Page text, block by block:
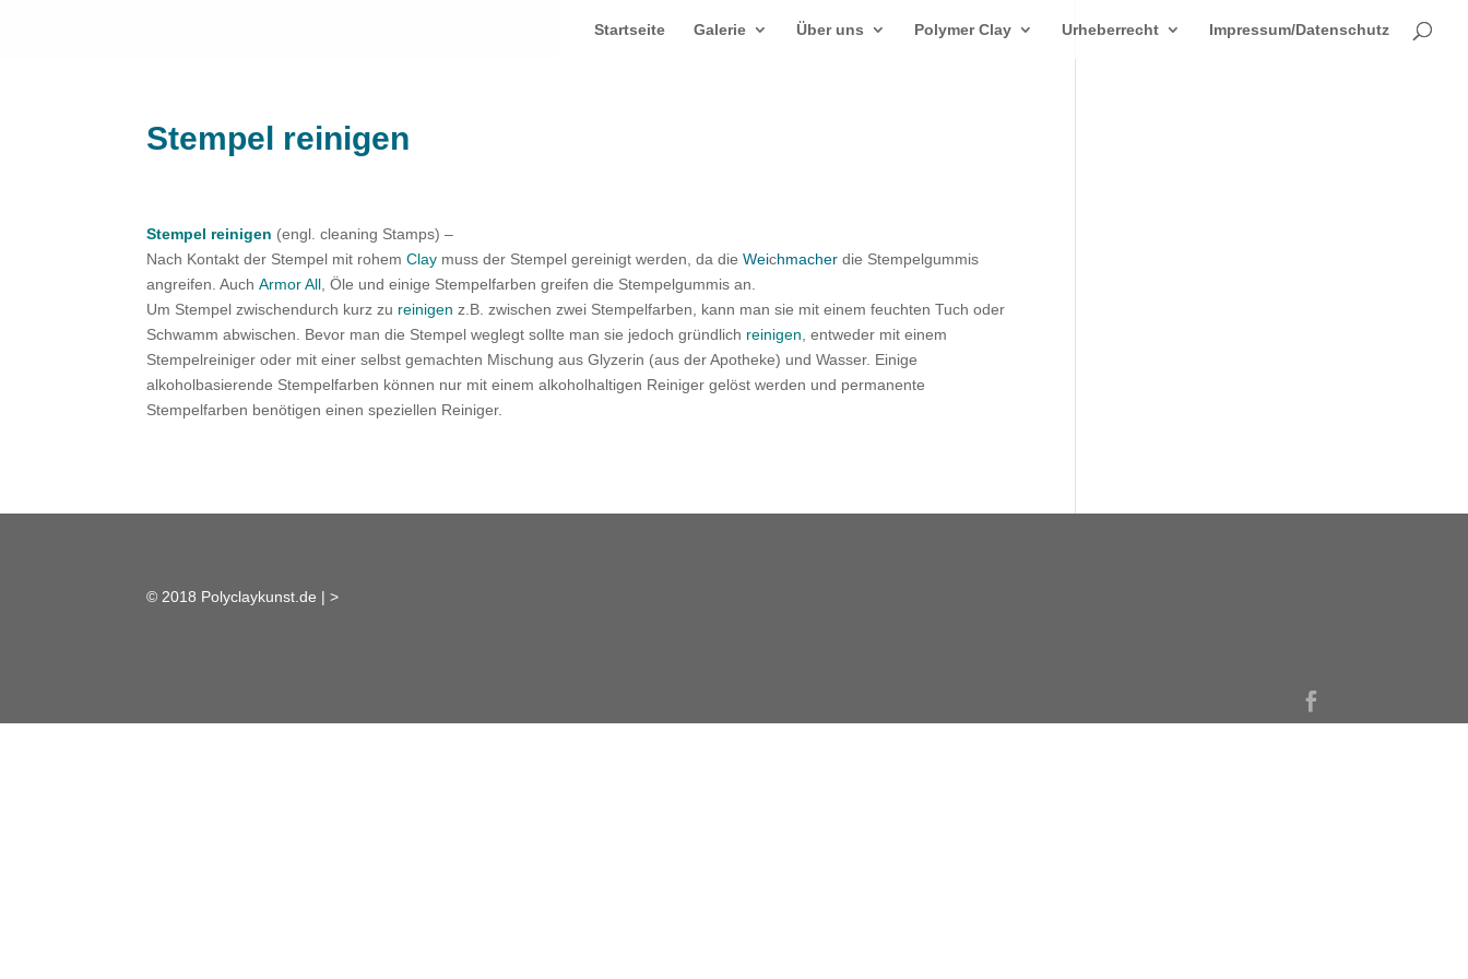
Startseite Galerie Über uns Polymer Clay Urheberrecht Impressum/Datenschutz
Stempel reinigen
Stempel reinigen (engl. cleaning Stamps) –
Nach Kontakt der Stempel mit rohemClay muss der Stempel gereinigt werden, da dieWeichmacher die Stempelgummis
angreifen. AuchArmor All , Öle und einige Stempelfarben greifen die Stempelgummis an.
Um Stempel zwischendurch kurz zu reinigen z.B. zwischen zwei Stempelfarben, kann man sie mit einem feuchten Tuch oder
Schwamm abwischen. Bevor man die Stempel weglegt sollte man sie jedoch gründlich reinigen , entweder mit einem
Stempelreiniger oder mit einer selbst gemachten Mischung aus Glyzerin (aus der Apotheke) und Wasser. Einige
alkoholbasierende Stempelfarben können nur mit einem alkoholhaltigen Reiniger gelöst werden und permanente
Stempelfarben benötigen einen speziellen Reiniger.
© 2018 Polyclaykunst.de |>